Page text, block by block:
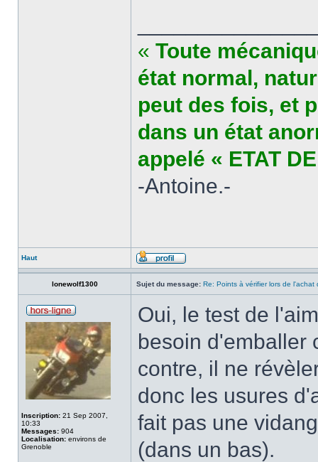
« Toute
état normal,
peut des fois, et
dans un état
appelé « ETAT
-Antoine.-
Haut
lonewolf1300 Sujet du message: Re: Points à vérifier lors de l'achat
Inscription: 21 Sep 2007,
10:33
Messages: 904
Localisation: environs de
Grenoble
Oui, le test de
besoin d'emballer
contre, il ne
donc les usures
fait pas une
(dans un bas).